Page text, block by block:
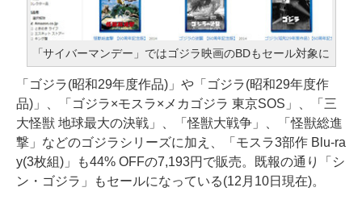
「サイバーマンデー」ではゴジラ映画のBDもセール対象に
「ゴジラ(昭和29年度作品)」や「ゴジラ(昭和29年度作
品)」、「ゴジラ×モスラ×メカゴジラ 東京SOS」、「三
大怪獣 地球最大の決戦」、「怪獣大戦争」、「怪獣総進
撃」などのゴジラシリーズに加え、「モスラ3部作 Blu-ra
y(3枚組)」も44% OFFの7,193円で販売。既報の通り「シ
ン・ゴジラ」もセールになっている(12月10日現在)。